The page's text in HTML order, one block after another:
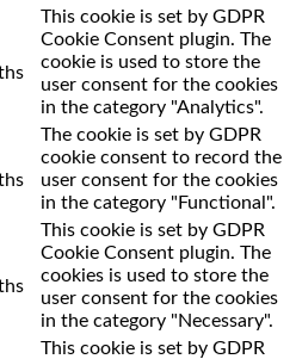
This cookie is set by GDPR
Cookie Consent plugin. The
cookie is used to store the
user consent for the cookies
in the category "Analytics".
The cookie is set by GDPR
cookie consent to record the
user consent for the cookies
in the category "Functional".
This cookie is set by GDPR
Cookie Consent plugin. The
cookies is used to store the
user consent for the cookies
in the category "Necessary".
This cookie is set by GDPR